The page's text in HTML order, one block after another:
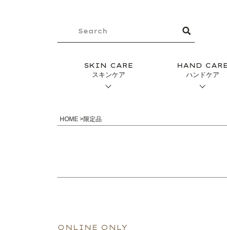
SKIN CARE
スキンケア
HAND CARE
ハンドケア
HOME 限定品
ONLINE ONLY